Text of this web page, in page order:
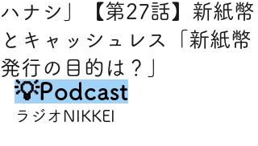
ハナシ」【第27話】新紙幣
とキャッシュレス「新紙幣
発行の目的は？」
💡Podcast
ラジオNIKKEI